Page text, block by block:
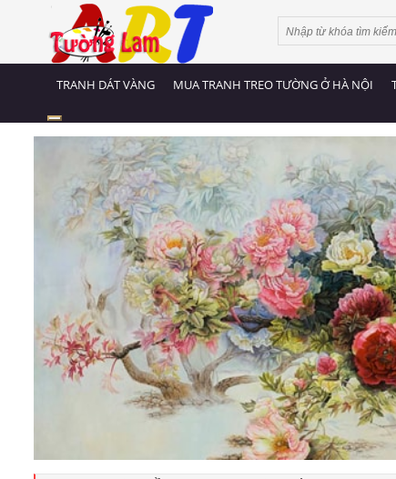
TRANH DÁT VÀNG MUA TRANH TREO TƯỜNG Ở HÀ NỘI